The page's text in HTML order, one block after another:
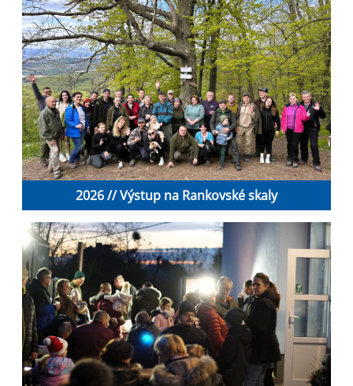
2026 // Výstup na Rankovské skaly